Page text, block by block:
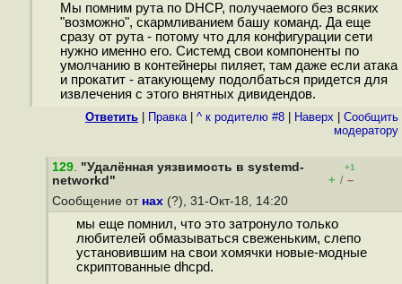
Мы помним рута по DHCP, получаемого без всяких
"возможно", скармливанием башу команд. Да еще
сразу от рута - потому что для конфигурации сети
нужно именно его. Системд свои компоненты по
умолчанию в контейнеры пиляет, там даже если атака
и прокатит - атакующему подолбаться придется для
извлечения с этого внятных дивидендов.
Ответить Правка| ^ к родителю #8 Наверх
Cообщить
модератору
129. "Удалённая уязвимость в systemd-
networkd"
+1
+ / –
Сообщение от нах (?), 31-Окт-18, 14:20
мы еще помнил, что это затронуло только
любителей обмазываться свеженьким, слепо
установившим на свои хомячки новые-модные
скриптованные dhcpd.